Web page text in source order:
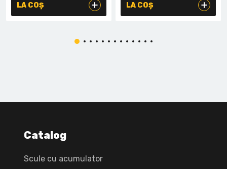
LA COȘ LA COȘ
Catalog
Scule cu acumulator